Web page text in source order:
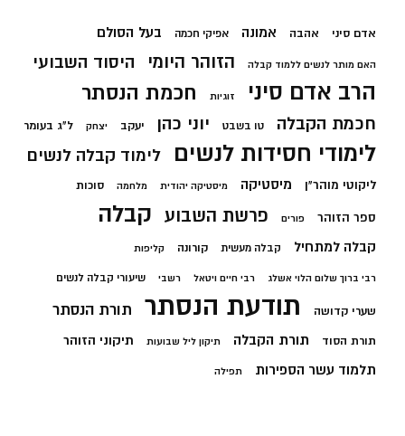
אדם סיני אהבה אמונה אפיקי חכמה בעל הסולם
האם מותר לנשים ללמוד קבלה הזוהר היומי היסוד השבועי
הרב אדם סיני זוגיות חכמת הנסתר
חכמת הקבלה טו בשבט יוני כהן יעקב יצחק ל"ג בעומר
לימודי חסידות לנשים לימוד קבלה לנשים
ליקוטי מוהר"ן מיסטיקה מיסטיקה יהודית מלחמה סוכות
ספר הזוהר פורים פרשת השבוע קבלה
קבלה למתחיל קבלה מעשית קורונה קליפות
רבי ברוך שלום הלוי אשלג רבי חיים ויטאל רשבי שיעורי קבלה לנשים
שערי קדושה תודעת הנסתר תורת הנסתר
תורת הסוד תורת הקבלה תיקון ליל שבועות תיקוני הזוהר
תלמוד עשר הספירות תפילה